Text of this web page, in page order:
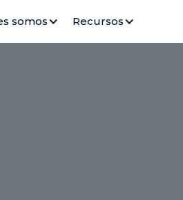
somos Recursos